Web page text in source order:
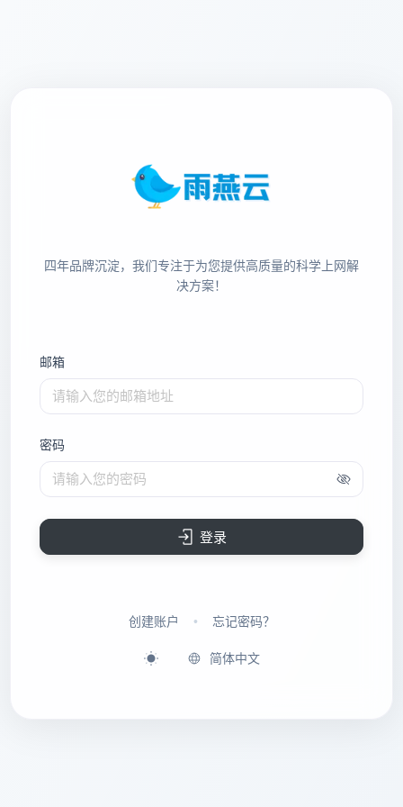
四年品牌沉淀，我们专注于为您提供高质量的科学上网解
决方案！
邮箱
请输入您的邮箱地址
密码
请输入您的密码
登录
创建账户 • 忘记密码？
简体中文